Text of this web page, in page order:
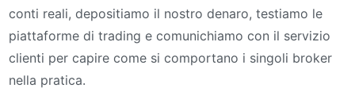
conti reali, depositiamo il nostro denaro, testiamo le
piattaforme di trading e comunichiamo con il servizio
clienti per capire come si comportano i singoli broker
nella pratica.